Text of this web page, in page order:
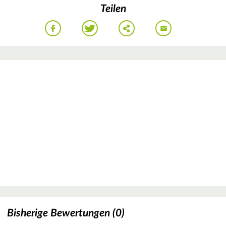
Teilen
Bisherige Bewertungen (0)